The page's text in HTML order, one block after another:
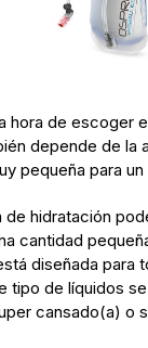
hora de escoger
depende de la
pequeña para
de hidratación
cantidad
diseñada
tipo de líquidos
cansado(a) o